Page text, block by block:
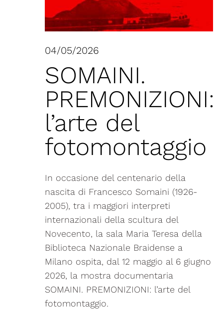
04/05/2026
SOMAINI.
PREMONIZIONI:
l’arte del
fotomontaggio
In occasione del centenario della
nascita di Francesco Somaini (1926-
2005), tra i maggiori interpreti
internazionali della scultura del
Novecento, la sala Maria Teresa della
Biblioteca Nazionale Braidense a
Milano ospita, dal 12 maggio al 6 giugno
2026, la mostra documentaria
SOMAINI. PREMONIZIONI: l’arte del
fotomontaggio.